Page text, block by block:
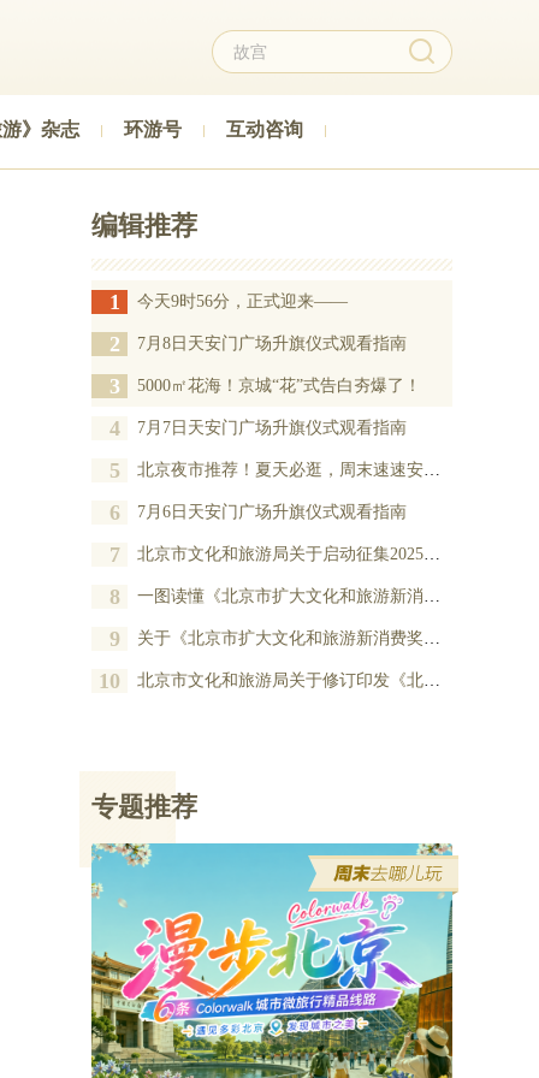
》杂志 环游号 互动咨询
编辑推荐
1 今天9时56分，正式迎来——
2 7月8日天安门广场升旗仪式观看指南
3 5000㎡花海！京城“花”式告白夯爆了！
4 7月7日天安门广场升旗仪式观看指南
5 北京夜市推荐！夏天必逛，周末速速安排——
6 7月6日天安门广场升旗仪式观看指南
7 北京市文化和旅游局关于启动征集2025年度北京市扩大文化和旅游新消费奖励项目的公告
8 一图读懂《北京市扩大文化和旅游新消费奖励办法》
9 关于《北京市扩大文化和旅游新消费奖励办法》的政策解读
10 北京市文化和旅游局关于修订印发《北京市扩大文化和旅游新消费奖励办法》的通知
专题推荐